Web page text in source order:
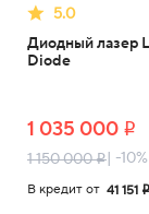
5.0
Диодный лазер
Diode
1 035 000 i
1 150 000i| -10%
В кредит от 41 151 i